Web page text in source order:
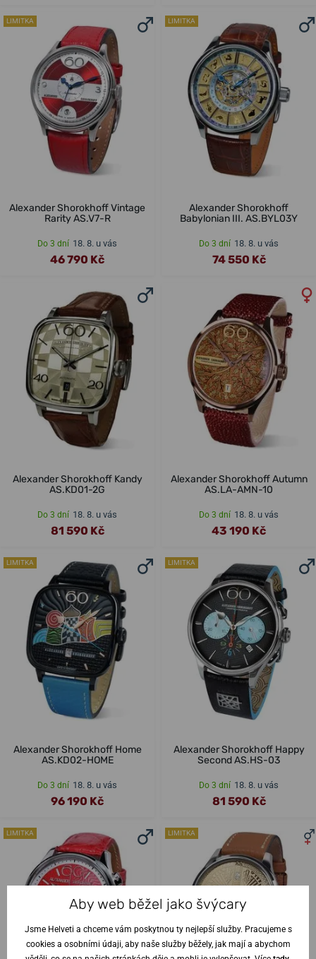
LIMITKA
Alexander Shorokhoff Vintage
Rarity AS.V7-R
Do 3 dní 18. 8. u vás
46 790 Kč
LIMITKA
Alexander Shorokhoff
Babylonian III. AS.BYL03Y
Do 3 dní 18. 8. u vás
74 550 Kč
Alexander Shorokhoff Kandy
AS.KD01-2G
Do 3 dní 18. 8. u vás
81 590 Kč
Alexander Shorokhoff Autumn
AS.LA-AMN-10
Do 3 dní 18. 8. u vás
43 190 Kč
LIMITKA
Alexander Shorokhoff Home
AS.KD02-HOME
Do 3 dní 18. 8. u vás
96 190 Kč
LIMITKA
Alexander Shorokhoff Happy
Second AS.HS-03
Do 3 dní 18. 8. u vás
81 590 Kč
LIMITKA LIMITKA
Aby web běžel jako švýcary
Jsme Helveti a chceme vám poskytnou ty nejlepší služby. Pracujeme s
cookies a osobními údaji, aby naše služby běžely, jak mají a abychom